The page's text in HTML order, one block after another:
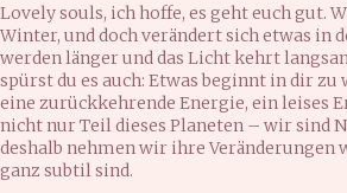
Lovely souls, ich hoffe, es geht euch gut.
Winter, und doch verändert sich etwas in
werden länger und das Licht kehrt
spürst du es auch: Etwas beginnt in dir zu
eine zurückkehrende Energie, ein leises
nicht nur Teil dieses Planeten – wir sind
deshalb nehmen wir ihre Veränderungen
ganz subtil sind.